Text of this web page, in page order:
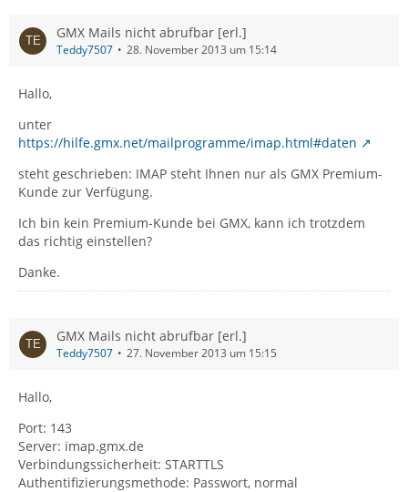
GMX Mails nicht abrufbar [erl.]
Teddy7507 28. November 2013 um 15:14
Hallo,
unter
https://hilfe.gmx.net/mailprogramme/imap.html#daten
steht geschrieben: IMAP steht Ihnen nur als GMX Premium-
Kunde zur Verfügung.
Ich bin kein Premium-Kunde bei GMX, kann ich trotzdem
das richtig einstellen?
Danke.
GMX Mails nicht abrufbar [erl.]
Teddy7507 27. November 2013 um 15:15
Hallo,
Port: 143
Server: imap.gmx.de
Verbindungssicherheit: STARTTLS
Authentifizierungsmethode: Passwort, normal